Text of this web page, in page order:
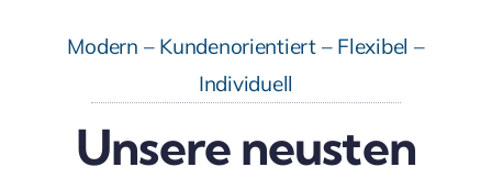
Modern – Kundenorientiert – Flexibel –
Individuell
Unsere neusten